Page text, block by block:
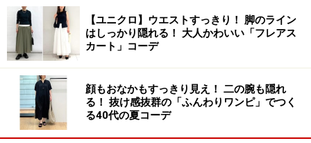
2. UVカットも叶う抗ウイルス手袋が優秀
ドゥクラッセ Doガード・抗ウイルス保湿手袋 2400円
【ユニクロ】ウエストすっきり！ 脚のライン
はしっかり隠れる！ 大人かわいい「フレアス
カート」コーデ
顔もおなかもすっきり見え！ 二の腕も隠れ
る！ 抜け感抜群の「ふんわりワンピ」でつく
る40代の夏コーデ